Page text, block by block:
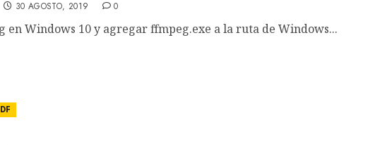
30 AGOSTO, 2019 0
en Windows 10 y agregar ffmpeg.exe a la ruta de Windows...